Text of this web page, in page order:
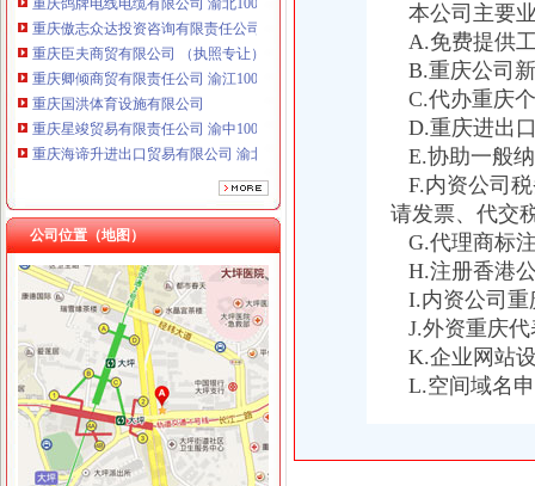
重庆傲志众达投资咨询有限责任公司 渝九1000万 （增资）
重庆臣夫商贸有限公司 （执照专让）
重庆卿倾商贸有限责任公司 渝江100万 （工商注册）
重庆国洪体育设施有限公司
重庆星竣贸易有限责任公司 渝中100万 （进出口权）
重庆海谛升进出口贸易有限公司 渝北100万 （进出口权）
重庆奕欣锦诚商贸有限公司 渝九50万 （工商注册）
重庆信同广告有限公司 渝沙50万 （工商注册）
重庆三虹房地产营销策划有限公司
重庆宝鹰汽车销售有限公司
公司位置（地图）
重庆税务注销
重庆发票新规定,税务金四期上线！-企业税收优惠政策-重庆市黔江
重庆注册税务招聘_重庆注册税务招聘信息_智联重庆招聘网_找工作求
重庆高档住宅土地增值税预征率上调至2%_国内新闻_烟台房产网_买
《一般纳税人注销流程》100篇第一文库网
本公司主要
A.免费提供
B.重庆公司
C.代办重庆
D.重庆进出
E.协助一般
F.内资公司
请发票、代交
G.代理商标
H.注册香港
I.内资公司重
J.外资重庆代
K.企业网站
L.空间域名